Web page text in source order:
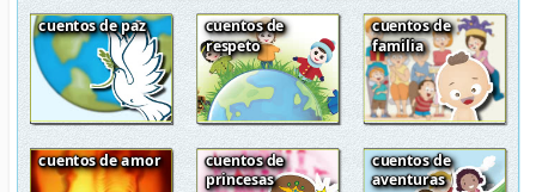
cuentos de paz
cuentos de
respeto
cuentos de
familia
cuentos de amor
cuentos de
princesas
cuentos de
aventuras